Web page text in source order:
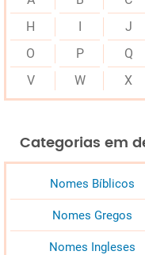
H
J
O
P Q
V
W X
Categorias em
Nomes Bíblicos
Nomes Gregos
Nomes Ingleses